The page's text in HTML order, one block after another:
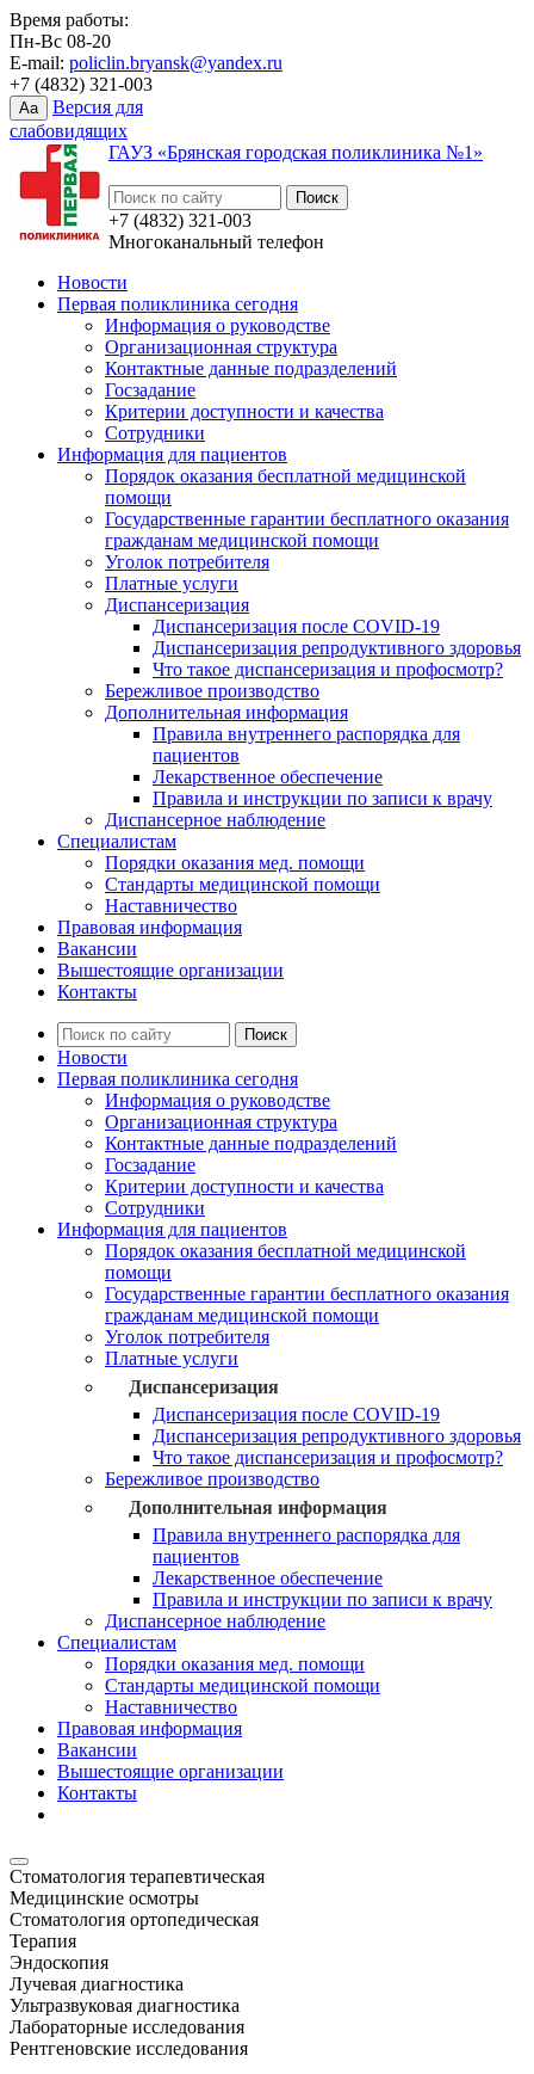
Время работы:
Пн-Вс 08-20
E-mail: policlin.bryansk@yandex.ru
+7 (4832) 321-003
Aa
Версия для
слабовидящих
ГАУЗ «Брянская городская поликлиника №1»
+7 (4832) 321-003
Многоканальный телефон
Новости
Первая поликлиника сегодня
Информация о руководстве
Организационная структура
Контактные данные подразделений
Госзадание
Критерии доступности и качества
Сотрудники
Информация для пациентов
Порядок оказания бесплатной медицинской
помощи
Государственные гарантии бесплатного оказания
гражданам медицинской помощи
Уголок потребителя
Платные услуги
Диспансеризация
Диспансеризация после COVID-19
Диспансеризация репродуктивного здоровья
Что такое диспансеризация и профосмотр?
Бережливое производство
Дополнительная информация
Правила внутреннего распорядка для
пациентов
Лекарственное обеспечение
Правила и инструкции по записи к врачу
Диспансерное наблюдение
Специалистам
Порядки оказания мед. помощи
Стандарты медицинской помощи
Наставничество
Правовая информация
Вакансии
Вышестоящие организации
Контакты
Новости
Первая поликлиника сегодня
Информация о руководстве
Организационная структура
Контактные данные подразделений
Госзадание
Критерии доступности и качества
Сотрудники
Информация для пациентов
Порядок оказания бесплатной медицинской
помощи
Государственные гарантии бесплатного оказания
гражданам медицинской помощи
Уголок потребителя
Платные услуги
Диспансеризация
Диспансеризация после COVID-19
Диспансеризация репродуктивного здоровья
Что такое диспансеризация и профосмотр?
Бережливое производство
Дополнительная информация
Правила внутреннего распорядка для
пациентов
Лекарственное обеспечение
Правила и инструкции по записи к врачу
Диспансерное наблюдение
Специалистам
Порядки оказания мед. помощи
Стандарты медицинской помощи
Наставничество
Правовая информация
Вакансии
Вышестоящие организации
Контакты
Стоматология терапевтическая
Медицинские осмотры
Стоматология ортопедическая
Терапия
Эндоскопия
Лучевая диагностика
Ультразвуковая диагностика
Лабораторные исследования
Рентгеновские исследования